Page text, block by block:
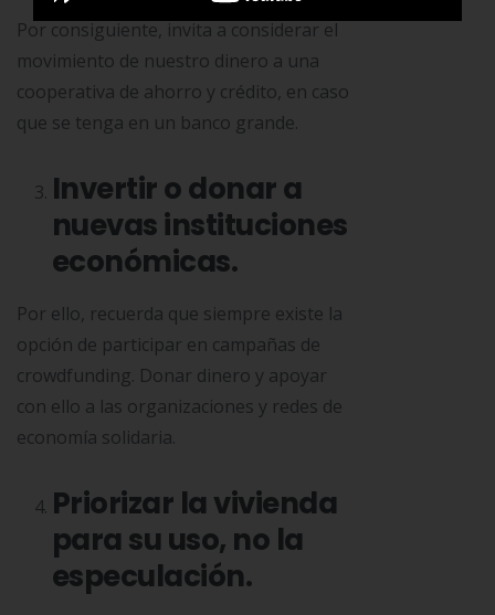
Por consiguiente, invita a considerar el
movimiento de nuestro dinero a una
cooperativa de ahorro y crédito, en caso
que se tenga en un banco grande.
Invertir o donar a
nuevas instituciones
económicas.
Por ello, recuerda que siempre existe la
opción de participar en campañas de
crowdfunding. Donar dinero y apoyar
con ello a las organizaciones y redes de
economía solidaria.
Priorizar la vivienda
para su uso, no la
especulación.